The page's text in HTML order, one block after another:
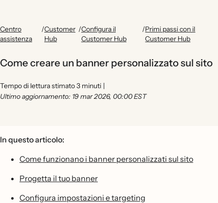
Centro
assistenza
/Customer
Hub
/Configura il
Customer Hub
/Primi passi con il
Customer Hub
Come creare un banner personalizzato sul sito
Tempo di lettura stimato 3 minuti |
Ultimo aggiornamento: 19 mar 2026, 00:00 EST
In questo articolo:
Come funzionano i banner personalizzati sul sito
Progetta il tuo banner
Configura impostazioni e targeting